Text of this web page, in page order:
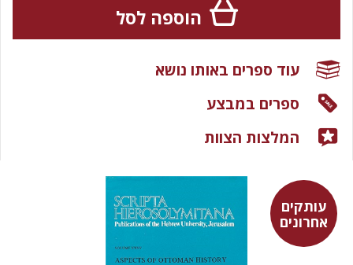
עותקים
אחרונים
הוספה לסל
עוד ספרים באותו נושא
ספרים במבצע
המלצות הצוות